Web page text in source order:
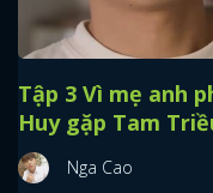
Tập 3 Vì mẹ anh
Huy gặp Tam
Nga Cao